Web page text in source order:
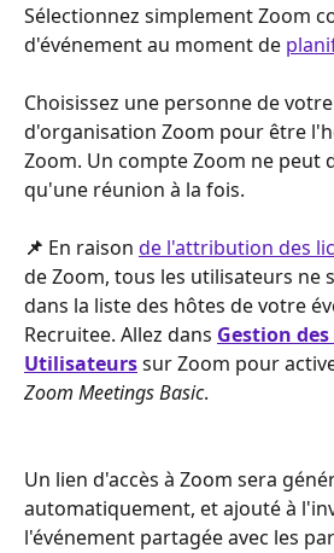
Sélectionnez simplement Zoom
d'événement au moment de
Choisissez une personne de
d'organisation Zoom pour être
Zoom. Un compte Zoom ne
qu'une réunion à la fois.
📌 En raison de l'attribution des
de Zoom, tous les utilisateurs ne
dans la liste des hôtes de votre
Recruitee. Allez dans Gestion
Utilisateurs sur Zoom pour
Zoom Meetings Basic.
Un lien d'accès à Zoom sera
automatiquement, et ajouté à
l'événement partagée avec les